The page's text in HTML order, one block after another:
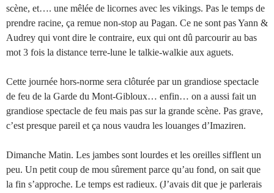
scène, et…. une mêlée de licornes avec les vikings. Pas le temps de
prendre racine, ça remue non-stop au Pagan. Ce ne sont pas Yann &
Audrey qui vont dire le contraire, eux qui ont dû parcourir au bas
mot 3 fois la distance terre-lune le talkie-walkie aux aguets.
Cette journée hors-norme sera clôturée par un grandiose spectacle
de feu de la Garde du Mont-Gibloux… enfin… on a aussi fait un
grandiose spectacle de feu mais pas sur la grande scène. Pas grave,
c’est presque pareil et ça nous vaudra les louanges d’Imaziren.
Dimanche Matin. Les jambes sont lourdes et les oreilles sifflent un
peu. Un petit coup de mou sûrement parce qu’au fond, on sait que
la fin s’approche. Le temps est radieux. (J’avais dit que je parlerais